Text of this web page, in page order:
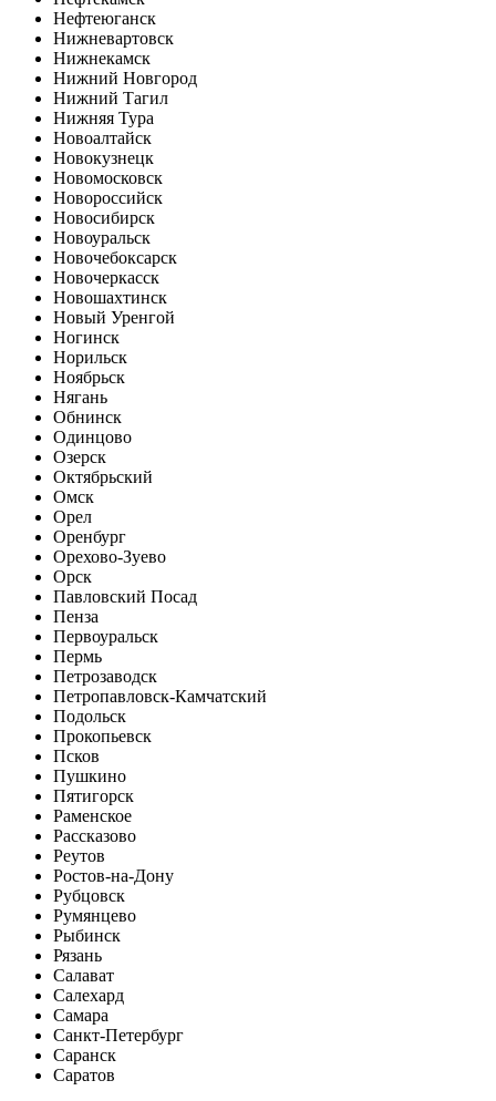
Нефтеюганск
Нижневартовск
Нижнекамск
Нижний Новгород
Нижний Тагил
Нижняя Тура
Новоалтайск
Новокузнецк
Новомосковск
Новороссийск
Новосибирск
Новоуральск
Новочебоксарск
Новочеркасск
Новошахтинск
Новый Уренгой
Ногинск
Норильск
Ноябрьск
Нягань
Обнинск
Одинцово
Озерск
Октябрьский
Омск
Орел
Оренбург
Орехово-Зуево
Орск
Павловский Посад
Пенза
Первоуральск
Пермь
Петрозаводск
Петропавловск-Камчатский
Подольск
Прокопьевск
Псков
Пушкино
Пятигорск
Раменское
Рассказово
Реутов
Ростов-на-Дону
Рубцовск
Румянцево
Рыбинск
Рязань
Салават
Салехард
Самара
Санкт-Петербург
Саранск
Саратов